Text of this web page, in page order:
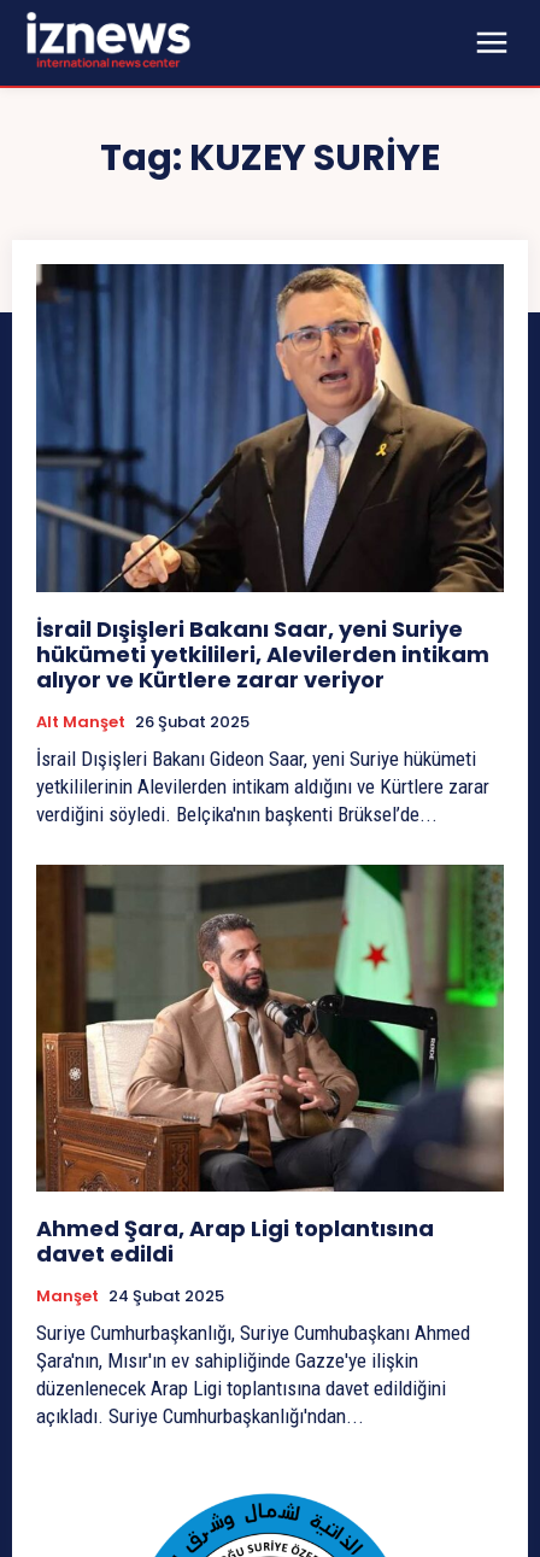
Tag: KUZEY SURIYE
İsrail Dışişleri Bakanı Saar, yeni Suriye
hükümeti yetkilileri, Alevilerden intikam
alıyor ve Kürtlere zarar veriyor
Alt Manşet 26 Şubat 2025
İsrail Dışişleri Bakanı Gideon Saar, yeni Suriye hükümeti
yetkililerinin Alevilerden intikam aldığını ve Kürtlere zarar
verdiğini söyledi. Belçika'nın başkenti Brüksel’de...
Ahmed Şara, Arap Ligi toplantısına
davet edildi
Manşet 24 Şubat 2025
Suriye Cumhurbaşkanlığı, Suriye Cumhubaşkanı Ahmed
Şara'nın, Mısır'ın ev sahipliğinde Gazze'ye ilişkin
düzenlenecek Arap Ligi toplantısına davet edildiğini
açıkladı. Suriye Cumhurbaşkanlığı'ndan...